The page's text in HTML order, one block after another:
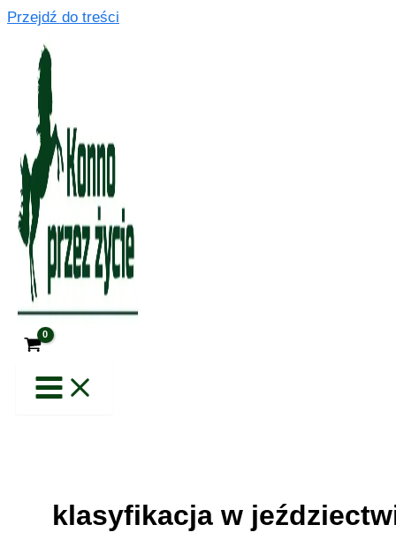
Przejdź do treści
klasyfikacja w